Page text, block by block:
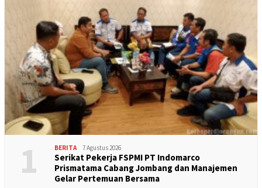
1 BERITA 7 Agustus 2026
Serikat Pekerja FSPMI PT Indomarco
Prismatama Cabang Jombang dan Manajemen
Gelar Pertemuan Bersama